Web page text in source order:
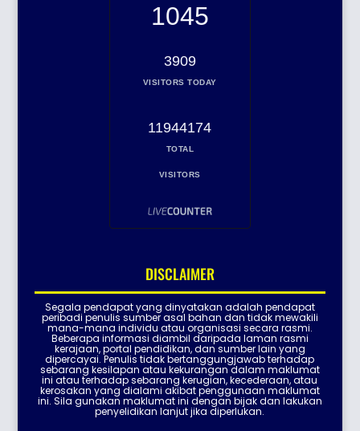
1045
3909
VISITORS TODAY
11944174
TOTAL
VISITORS
DISCLAIMER
Segala pendapat yang dinyatakan adalah pendapat
peribadi penulis sumber asal bahan dan tidak mewakili
mana-mana individu atau organisasi secara rasmi.
Beberapa informasi diambil daripada laman rasmi
kerajaan, portal pendidikan, dan sumber lain yang
dipercayai. Penulis tidak bertanggungjawab terhadap
sebarang kesilapan atau kekurangan dalam maklumat
ini atau terhadap sebarang kerugian, kecederaan, atau
kerosakan yang dialami akibat penggunaan maklumat
ini. Sila gunakan maklumat ini dengan bijak dan lakukan
penyelidikan lanjut jika diperlukan.